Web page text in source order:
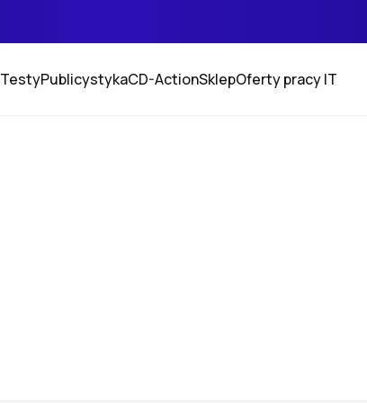
TestyPublicystykaCD-ActionSklepOferty pracy IT